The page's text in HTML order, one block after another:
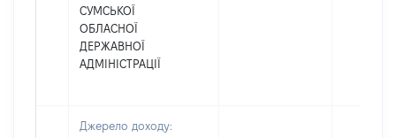
СУМСЬКОЇ
ОБЛАСНОЇ
ДЕРЖАВНОЇ
АДМІНІСТРАЦІЇ
Джерело доходу: